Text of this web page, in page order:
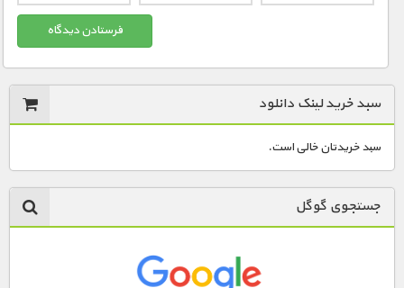
سبد خرید لینک دانلود
سبد خریدتان خالی است.
جستجوی گوگل